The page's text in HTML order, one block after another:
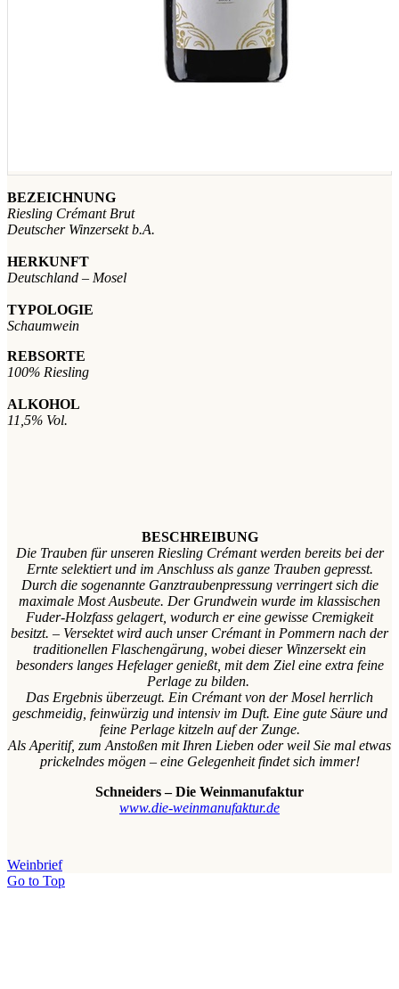
BEZEICHNUNG
Riesling Crémant Brut
Deutscher Winzersekt b.A.
HERKUNFT
Deutschland – Mosel
TYPOLOGIE
Schaumwein
REBSORTE
100% Riesling
ALKOHOL
11,5% Vol.
BESCHREIBUNG
Die Trauben für unseren Riesling Crémant werden bereits bei der
Ernte selektiert und im Anschluss als ganze Trauben gepresst.
Durch die sogenannte Ganztraubenpressung verringert sich die
maximale Most Ausbeute. Der Grundwein wurde im klassischen
Fuder-Holzfass gelagert, wodurch er eine gewisse Cremigkeit
besitzt. – Versektet wird auch unser Crémant in Pommern nach der
traditionellen Flaschengärung, wobei dieser Winzersekt ein
besonders langes Hefelager genießt, mit dem Ziel eine extra feine
Perlage zu bilden.
Das Ergebnis überzeugt. Ein Crémant von der Mosel herrlich
geschmeidig, feinwürzig und intensiv im Duft. Eine gute Säure und
feine Perlage kitzeln auf der Zunge.
Als Aperitif, zum Anstoßen mit Ihren Lieben oder weil Sie mal etwas
prickelndes mögen – eine Gelegenheit findet sich immer!
Schneiders – Die Weinmanufaktur
www.die-weinmanufaktur.de
Weinbrief
Go to Top